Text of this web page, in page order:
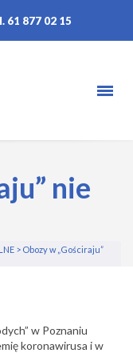
61 877 02 15
nie
> Obozy w „Gościraju”
w Poznaniu
koronawirusa i w